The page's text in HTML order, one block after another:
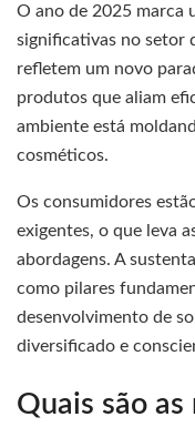
O ano de 2025 marca
significativas no setor
refletem um novo
produtos que aliam
ambiente está
cosméticos.
Os consumidores
exigentes, o que leva
abordagens. A
como pilares
desenvolvimento de
diversificado e
Quais são as